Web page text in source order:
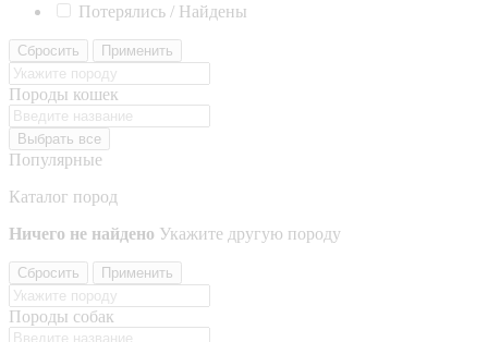
Потерялись / Найдены
Сбросить Применить
Породы кошек
Выбрать все
Популярные
Каталог пород
Ничего не найдено Укажите другую породу
Сбросить Применить
Породы собак